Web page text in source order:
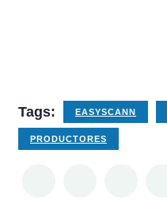
Tags: EASYSCANN
PRODUCTORES